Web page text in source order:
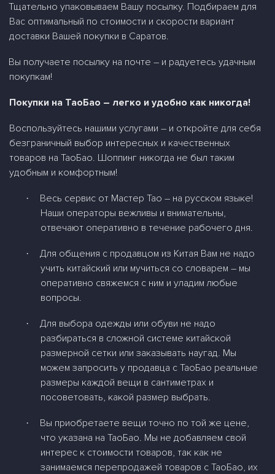
Тщательно упаковываем Вашу посылку. Подбираем для
Вас оптимальный по стоимости и скорости вариант
доставки Вашей покупки в Саратов.
Вы получаете посылку на почте – и радуетесь удачным
покупкам!
Покупки на ТаоБао – легко и удобно как никогда!
Воспользуйтесь нашими услугами – и откройте для себя
безграничный выбор интересных и качественных
товаров на ТаоБао. Шоппинг никогда не был таким
удобным и комфортным!
·
Весь сервис от Мастер Тао – на русском языке!
Наши операторы вежливы и внимательны,
отвечают оперативно в течение рабочего дня.
·
Для общения с продавцом из Китая Вам не надо
учить китайский или мучиться со словарем – мы
оперативно свяжемся с ним и уладим любые
вопросы.
·
Для выбора одежды или обуви не надо
разбираться в сложной системе китайской
размерной сетки или заказывать наугад. Мы
можем запросить у продавца с ТаоБао реальные
размеры каждой вещи в сантиметрах и
посоветовать, какой размер выбрать.
·
Вы приобретаете вещи точно по той же цене,
что указана на ТаоБао. Мы не добавляем свой
интерес к стоимости товаров, так как не
занимаемся перепродажей товаров с ТаоБао, их